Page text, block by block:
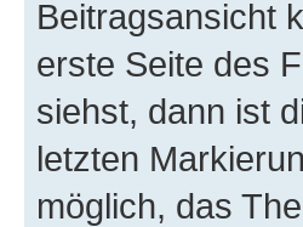
Beitragsansicht
erste Seite des
siehst, dann ist
letzten
möglich, das